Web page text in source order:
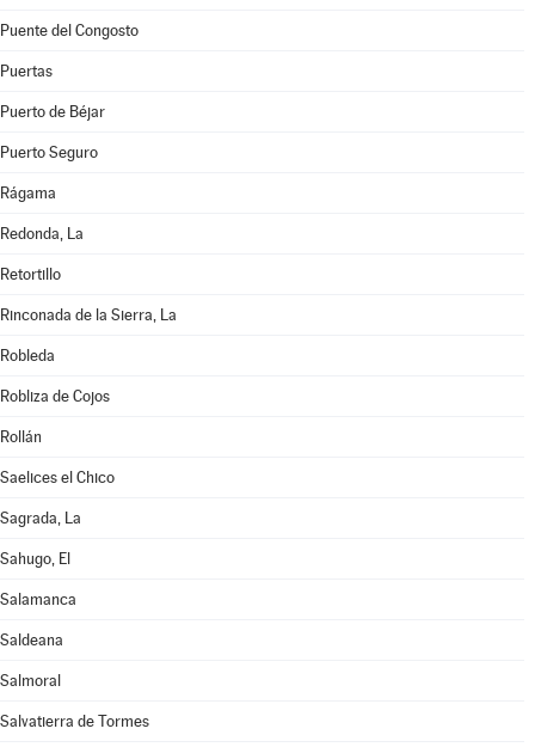
Puente del Congosto
Puertas
Puerto de Béjar
Puerto Seguro
Rágama
Redonda, La
Retortillo
Rinconada de la Sierra, La
Robleda
Robliza de Cojos
Rollán
Saelices el Chico
Sagrada, La
Sahugo, El
Salamanca
Saldeana
Salmoral
Salvatierra de Tormes